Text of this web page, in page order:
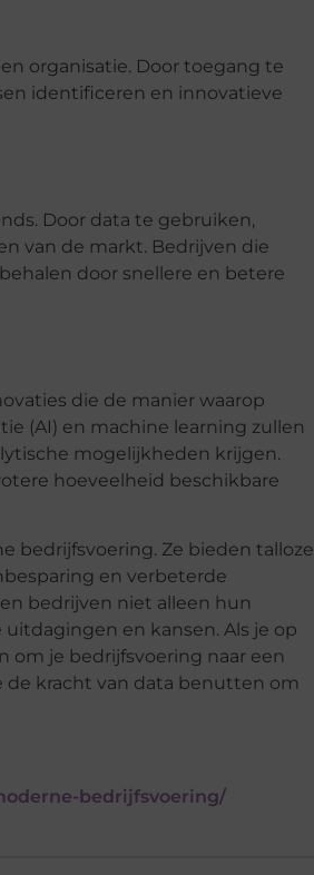
organisatie. Door toegang te
identificeren en innovatieve
Door data te gebruiken,
van de markt. Bedrijven die
door snellere en betere
die de manier waarop
(AI) en machine learning zullen
mogelijkheden krijgen.
hoeveelheid beschikbare
bedrijfsvoering. Ze bieden talloze
en verbeterde
bedrijven niet alleen hun
en kansen. Als je op
om je bedrijfsvoering naar een
de kracht van data benutten om
bedrijfsvoering/